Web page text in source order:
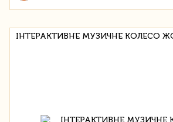
ІНТЕРАКТИВНЕ МУЗИЧНЕ КОЛЕСО